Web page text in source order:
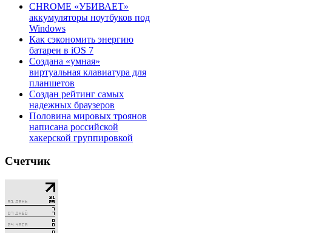
CHROME «УБИВАЕТ»
аккумуляторы ноутбуков под
Windows
Как сэкономить энергию
батареи в iOS 7
Создана «умная»
виртуальная клавиатура для
планшетов
Создан рейтинг самых
надежных браузеров
Половина мировых троянов
написана российской
хакерской группировкой
Счетчик